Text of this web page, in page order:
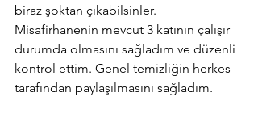
biraz şoktan çıkabilsinler.
Misafirhanenin mevcut 3 katının çalışır
durumda olmasını sağladım ve düzenli
kontrol ettim. Genel temizliğin herkes
tarafından paylaşılmasını sağladım.